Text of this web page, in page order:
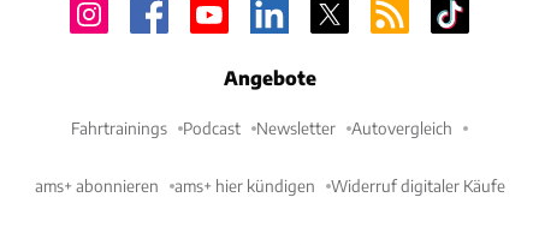
Angebote
Fahrtrainings Podcast Newsletter Autovergleich
ams+ abonnieren ams+ hier kündigen Widerruf digitaler Käufe